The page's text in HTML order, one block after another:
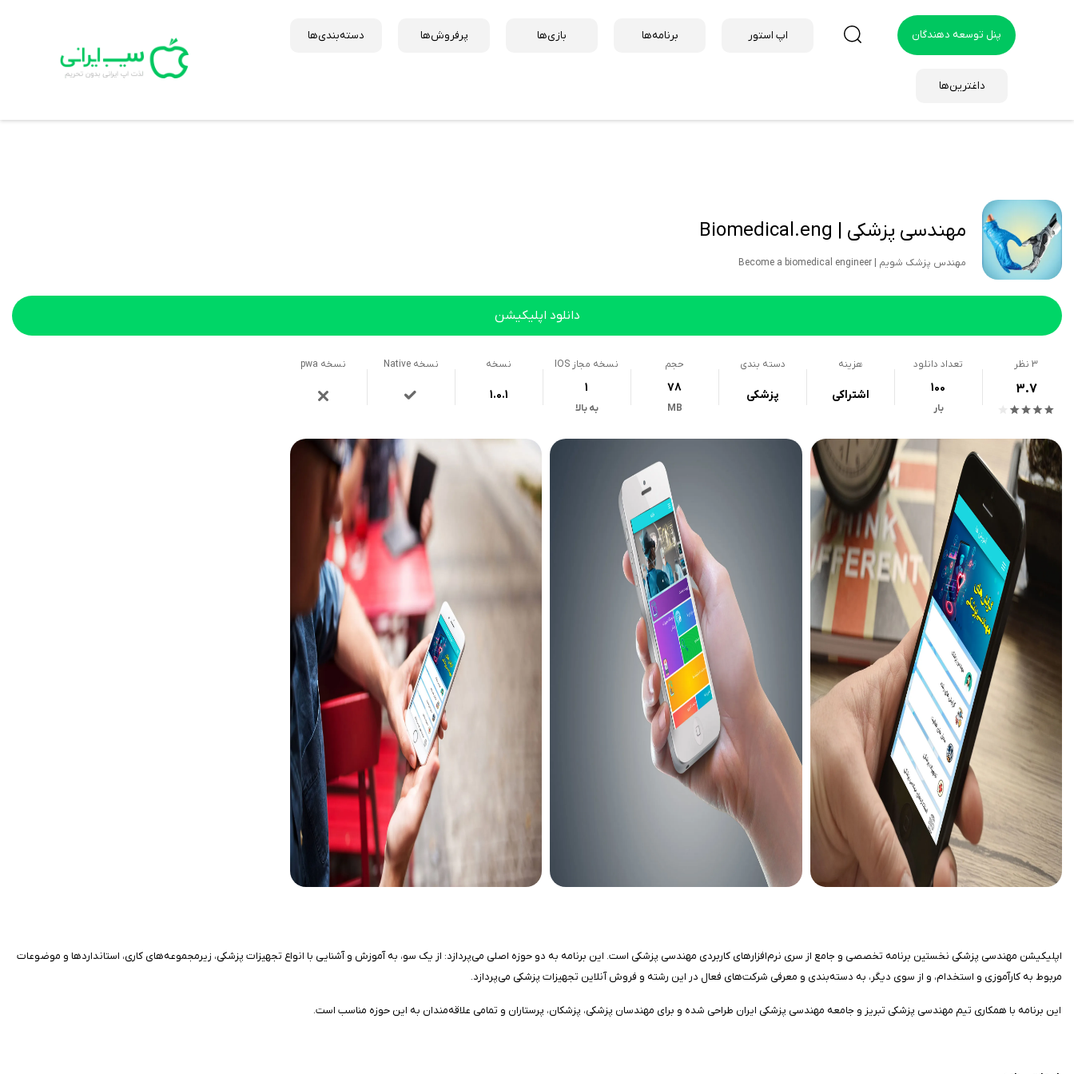
پنل توسعه دهندگان اپ استور برنامه‌ها بازی‌ها پرفروش‌ها دسته‌بندی‌ها
داغترین‌ها
مهندسی پزشکی | Biomedical.eng
مهندس پزشک شویم | Become a biomedical engineer
دانلود اپلیکیشن
3 نظر
3.7
تعداد دانلود
100
بار
هزینه
اشتراکی
دسته بندی
پزشکی
حجم
78
MB
نسخه مجاز IOS
1
به بالا
نسخه
1.0.1
نسخه Native نسخه pwa
اپلیکیشن مهندسی پزشکی نخستین برنامه تخصصی و جامع از سری نرم‌افزارهای کاربردی مهندسی پزشکی است. این برنامه به دو حوزه اصلی می‌پردازد: از یک سو، به آموزش و آشنایی با انواع تجهیزات پزشکی، زیرمجموعه‌های کاری، استانداردها و موضوعات
مربوط به کارآموزی و استخدام، و از سوی دیگر، به دسته‌بندی و معرفی شرکت‌های فعال در این رشته و فروش آنلاین تجهیزات پزشکی می‌پردازد.
این برنامه با همکاری تیم مهندسی پزشکی تبریز و جامعه مهندسی پزشکی ایران طراحی شده و برای مهندسان پزشکی، پزشکان، پرستاران و تمامی علاقه‌مندان به این حوزه مناسب است.